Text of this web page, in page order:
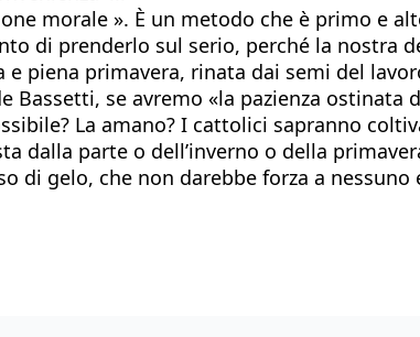
morale ». È un metodo che è primo e
di prenderlo sul serio, perché la nostra
piena primavera, rinata dai semi del
se avremo «la pazienza ostinata
La amano? I cattolici sapranno
dalla parte o dell’inverno o della
di gelo, che non darebbe forza a